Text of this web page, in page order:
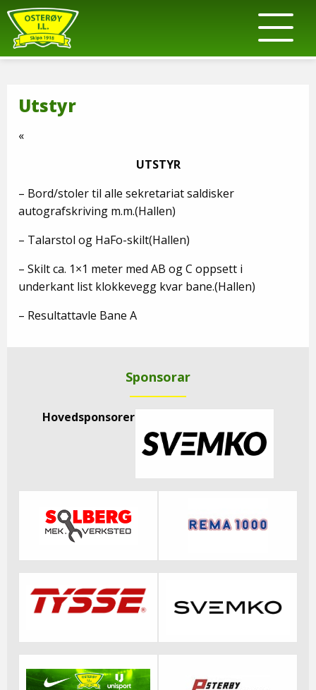
Utstyr
«
UTSTYR
– Bord/stoler til alle sekretariat saldisker
autografskriving m.m.(Hallen)
– Talarstol og HaFo-skilt(Hallen)
– Skilt ca. 1×1 meter med AB og C oppsett i
underkant list klokkevegg kvar bane.(Hallen)
– Resultattavle Bane A
Sponsorar
Hovedsponsorer